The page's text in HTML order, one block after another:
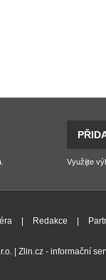
Využijte
Redakce
| Zlin.cz - informační